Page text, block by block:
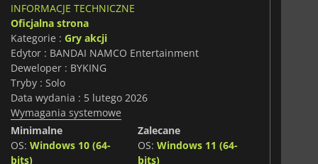
na dynamiczną walkę i wybuchowe kombinacje.
bohaterów i złoczyńców gracze mogą łączyć i
wyprowadzać niszczycielskie ataki i pokazywać swoje
zawartości dostępnych jest kilka edycji z
zawiera przepustkę sezonową z nadchodzącą
dodaje ekskluzywne pakiety kostiumów, banery HUD
poprawiają wrażenia wizualne.
oferuje wciągające, pełne akcji doświadczenie.
Osobliwości, skoordynuj działania z drużyną i zanurz
INFORMACJE TECHNICZNE
Oficjalna strona
Kategorie : Gry akcji
Edytor : BANDAI NAMCO Entertainment
Deweloper : BYKING
Tryby : Solo
Data wydania : 5 lutego 2026
Wymagania systemowe
Minimalne
OS: Windows 10 (64-
bits)
Zalecane
OS:Windows 11 (64-
bits)